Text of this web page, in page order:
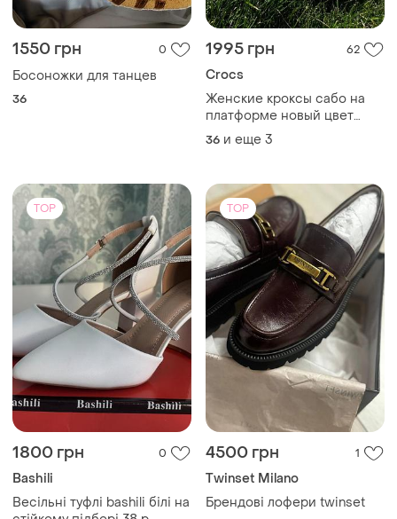
1550 грн 0
Босоножки для танцев
36
1995 грн 62
Crocs
Женские кроксы сабо на
платформе новый цвет
crocs classic crush clog
женские кроксы сабо на
36 и еще 3
TOP
1800 грн 0
Bashili
Весільні туфлі bashili білі на
TOP
4500 грн 1
Twinset Milano
Брендові лофери twinset